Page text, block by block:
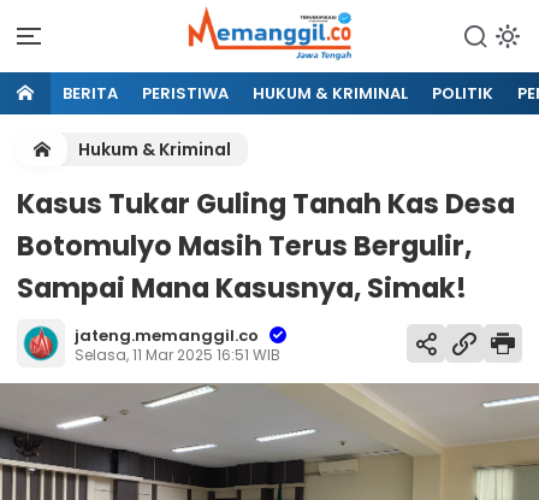
BERITA PERISTIWA HUKUM & KRIMINAL POLITIK
Hukum & Kriminal
Kasus Tukar Guling Tanah Kas Desa
Botomulyo Masih Terus Bergulir,
Sampai Mana Kasusnya, Simak!
jateng.memanggil.co
Selasa, 11 Mar 2025 16:51 WIB